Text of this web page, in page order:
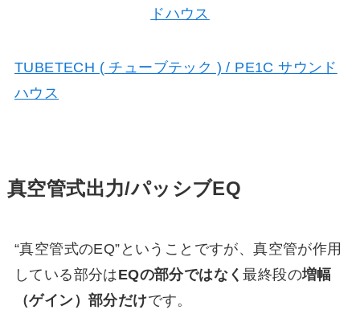
TUBETECH ( チューブテック ) / PE1C サウンド
ハウス
真空管式出力/パッシブEQ
“真空管式のEQ”ということですが、真空管が作用
している部分はEQの部分ではなく最終段の増幅
（ゲイン）部分だけです。